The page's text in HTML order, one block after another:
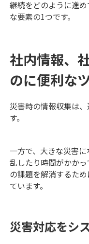
継続をどのように進
な要素の1つです。
社内情報、
のに便利な
災害時の情報収集は
す。
一方で、大きな災害
乱したり時間がかか
の課題を解消するた
ています。
災害対応をシ